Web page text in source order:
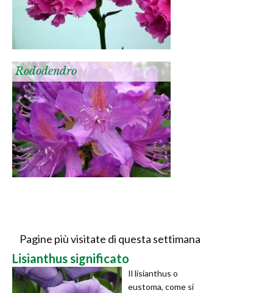
Rododendro
Pagine più visitate di questa settimana
Lisianthus significato
Il lisianthus o
eustoma, come si